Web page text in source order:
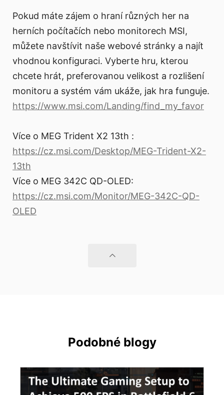
Pokud máte zájem o hraní různých her na
herních počítačích nebo monitorech MSI,
můžete navštívit naše webové stránky a najít
vhodnou konfiguraci. Vyberte hru, kterou
chcete hrát, preferovanou velikost a rozlišení
monitoru a systém vám ukáže, jak hra funguje.
https://www.msi.com/Landing/find_my_favor
Více o MEG Trident X2 13th :
https://cz.msi.com/Desktop/MEG-Trident-X2-
13th
Více o MEG 342C QD-OLED:
https://cz.msi.com/Monitor/MEG-342C-QD-
OLED
Podobné blogy